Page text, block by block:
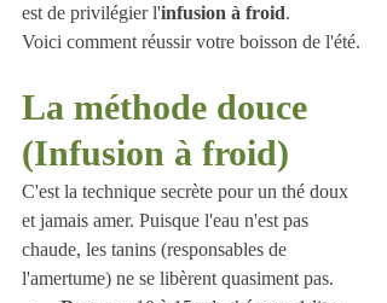
est de privilégier l'infusion à froid.
Voici comment réussir votre boisson de l'été.
La méthode douce
(Infusion à froid)
C'est la technique secrète pour un thé doux
et jamais amer. Puisque l'eau n'est pas
chaude, les tanins (responsables de
l'amertume) ne se libèrent quasiment pas.